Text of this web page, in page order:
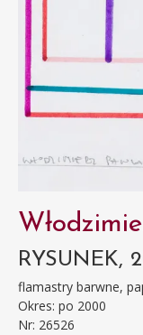
RYSUNEK,
flamastry barwne,
Okres: po 2000
Nr: 26526